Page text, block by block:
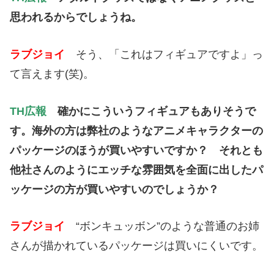
思われるからでしょうね。
ラブジョイ そう、「これはフィギュアですよ」っ
て言えます(笑)。
TH広報 確かにこういうフィギュアもありそうで
す。海外の方は弊社のようなアニメキャラクターの
パッケージのほうが買いやすいですか？ それとも
他社さんのようにエッチな雰囲気を全面に出したパ
ッケージの方が買いやすいのでしょうか？
ラブジョイ “ボンキュッボン”のような普通のお姉
さんが描かれているパッケージは買いにくいです。